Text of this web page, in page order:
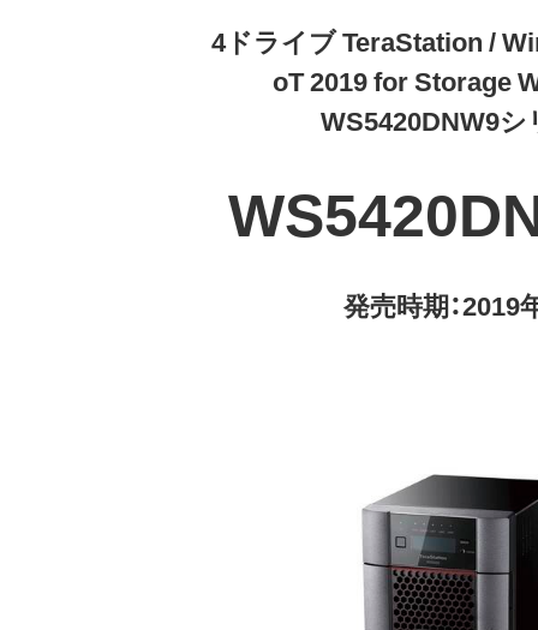
4ドライブ TeraStation /
oT 2019 for Storage
WS5420DNW9シ
発売時期：2019